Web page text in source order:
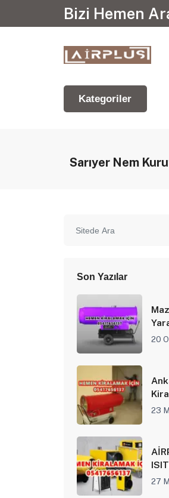
Bizi Hemen
Kategoriler
Sarıyer Nem
Son Yazılar
20
23
27